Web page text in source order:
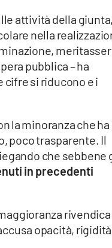
attività della giunta,
nella
pubblica – ha
cifre si riducono e i
la minoranza che ha
poco trasparente. Il
che sebbene
in precedenti
rivendica
opacità, rigidità